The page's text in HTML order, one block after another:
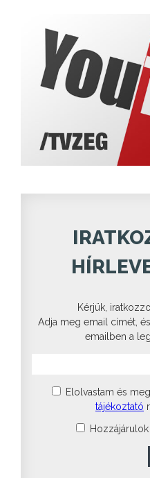
Kérjük,
Adja meg email címét,
emailben a
Elolvastam és
tájékoztató